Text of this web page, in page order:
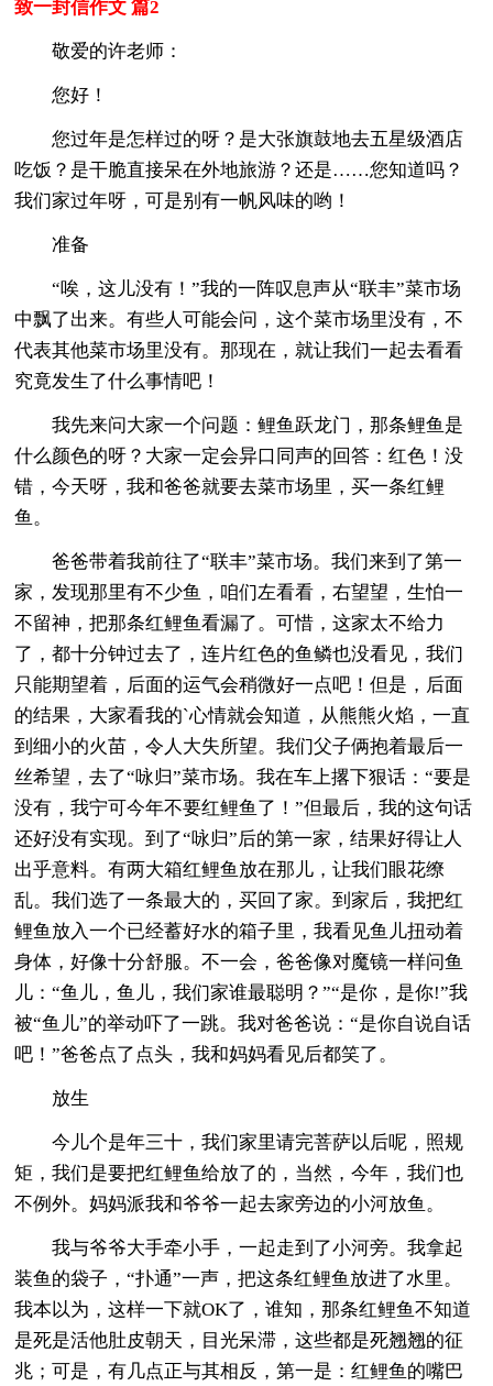
致一封信作文 篇2
敬爱的许老师：
您好！
您过年是怎样过的呀？是大张旗鼓地去五星级酒店
吃饭？是干脆直接呆在外地旅游？还是……您知道吗？
我们家过年呀，可是别有一帆风味的哟！
准备
“唉，这儿没有！”我的一阵叹息声从“联丰”菜市场
中飘了出来。有些人可能会问，这个菜市场里没有，不
代表其他菜市场里没有。那现在，就让我们一起去看看
究竟发生了什么事情吧！
我先来问大家一个问题：鲤鱼跃龙门，那条鲤鱼是
什么颜色的呀？大家一定会异口同声的回答：红色！没
错，今天呀，我和爸爸就要去菜市场里，买一条红鲤
鱼。
爸爸带着我前往了“联丰”菜市场。我们来到了第一
家，发现那里有不少鱼，咱们左看看，右望望，生怕一
不留神，把那条红鲤鱼看漏了。可惜，这家太不给力
了，都十分钟过去了，连片红色的鱼鳞也没看见，我们
只能期望着，后面的运气会稍微好一点吧！但是，后面
的结果，大家看我的`心情就会知道，从熊熊火焰，一直
到细小的火苗，令人大失所望。我们父子俩抱着最后一
丝希望，去了“咏归”菜市场。我在车上撂下狠话：“要是
没有，我宁可今年不要红鲤鱼了！”但最后，我的这句话
还好没有实现。到了“咏归”后的第一家，结果好得让人
出乎意料。有两大箱红鲤鱼放在那儿，让我们眼花缭
乱。我们选了一条最大的，买回了家。到家后，我把红
鲤鱼放入一个已经蓄好水的箱子里，我看见鱼儿扭动着
身体，好像十分舒服。不一会，爸爸像对魔镜一样问鱼
儿：“鱼儿，鱼儿，我们家谁最聪明？”“是你，是你!”我
被“鱼儿”的举动吓了一跳。我对爸爸说：“是你自说自话
吧！”爸爸点了点头，我和妈妈看见后都笑了。
放生
今儿个是年三十，我们家里请完菩萨以后呢，照规
矩，我们是要把红鲤鱼给放了的，当然，今年，我们也
不例外。妈妈派我和爷爷一起去家旁边的小河放鱼。
我与爷爷大手牵小手，一起走到了小河旁。我拿起
装鱼的袋子，“扑通”一声，把这条红鲤鱼放进了水里。
我本以为，这样一下就OK了，谁知，那条红鲤鱼不知道
是死是活他肚皮朝天，目光呆滞，这些都是死翘翘的征
兆；可是，有几点正与其相反，第一是：红鲤鱼的嘴巴